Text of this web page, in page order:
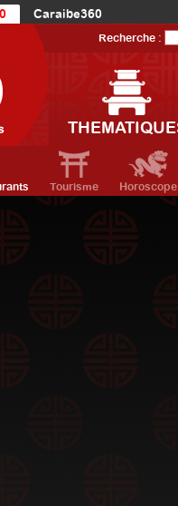
Caraibe360
AmériqueDuNord360
Recherche :
Tourisme Horoscope